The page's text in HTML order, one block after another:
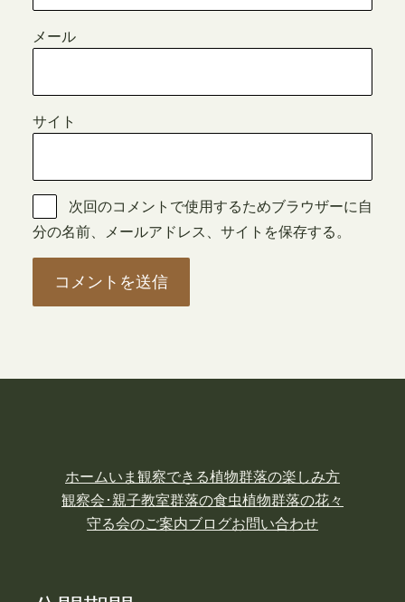
メール
サイト
次回のコメントで使用するためブラウザーに自
分の名前、メールアドレス、サイトを保存する。
ホームいま観察できる植物群落の楽しみ方
観察会･親子教室群落の食虫植物群落の花々
守る会のご案内ブログお問い合わせ